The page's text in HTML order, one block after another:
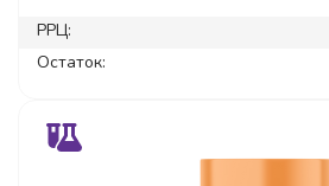
РРЦ:
Остаток: